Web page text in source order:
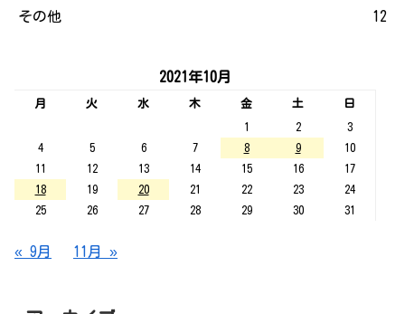
その他 12
2021年10月
月 火 水 木 金 土
日
1
2
3
4
5 6 7 8 9
10
11
12 13 14 15 16
17
18
19 20 21 22 23
24
25
26 27 28 29 30 31
« 9月 11月 »